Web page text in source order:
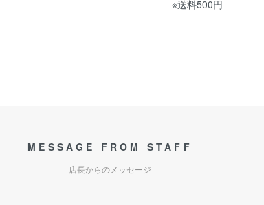
※送料500円
MESSAGE FROM STAFF
店長からのメッセージ